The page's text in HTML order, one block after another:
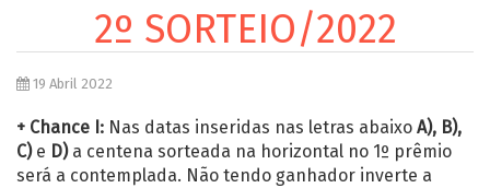
2º SORTEIO/2022
19 Abril 2022
+ Chance I: Nas datas inseridas nas letras abaixo A), B),
C) e D)a centena sorteada na horizontal no 1º prêmio
será a contemplada. Não tendo ganhador inverte a